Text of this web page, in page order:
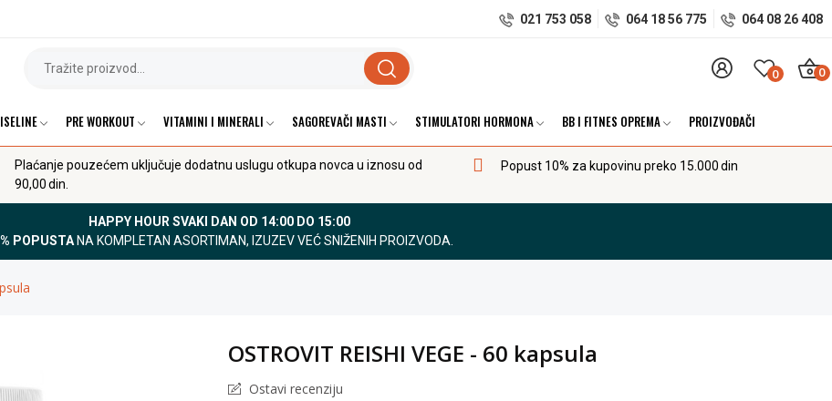
021 753 058 064 18 56 775 064 08 26 408
0 0
PRE WORKOUT VITAMINI I MINERALI SAGOREVAČI MASTI STIMULATORI HORMONA BB I FITNES OPREMA PROIZVOĐAČI
Plaćanje pouzećem uključuje dodatnu uslugu otkupa novca u iznosu od
90,00 din.
Popust 10% za kupovinu preko 15.000 din
HAPPY HOUR SVAKI DAN OD 14:00 DO 15:00
POPUSTANA KOMPLETAN ASORTIMAN, IZUZEV VEĆ SNIŽENIH PROIZVODA.
OSTROVIT REISHI VEGE - 60 kapsula
Ostavi recenziju